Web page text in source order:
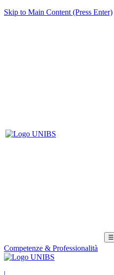
Skip to Main Content (Press Enter)
☰
Competenze & Professionalità